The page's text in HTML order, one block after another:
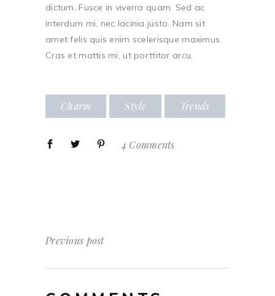
dictum. Fusce in viverra quam. Sed ac
interdum mi, nec lacinia justo. Nam sit
amet felis quis enim scelerisque maximus.
Cras et mattis mi, ut porttitor arcu.
Charm Style Trends
4 Comments
Previous post